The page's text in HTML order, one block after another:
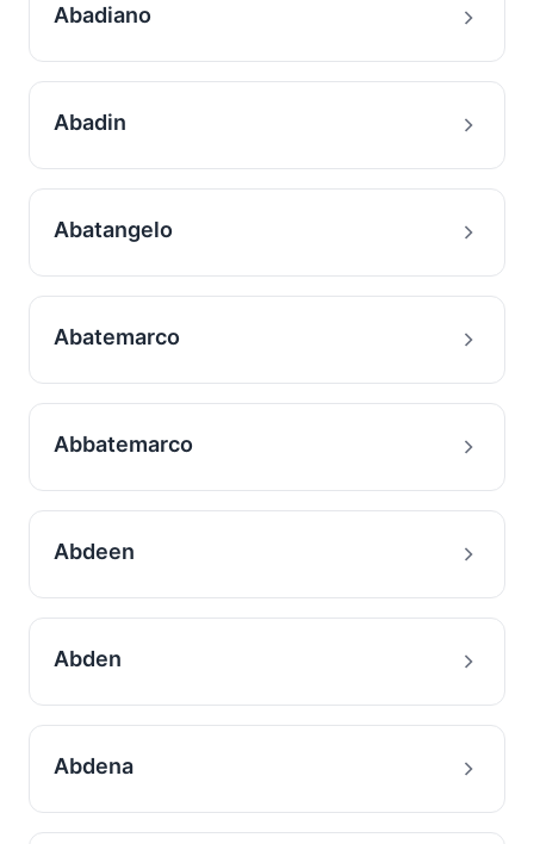
Abadiano
Abadin
Abatangelo
Abatemarco
Abbatemarco
Abdeen
Abden
Abdena